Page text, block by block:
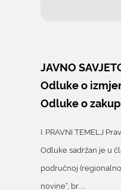
JAVNO
Odluke o
Odluke o
I. PRAVNI TEMELJ
Odluke sadržan je u
područnoj
novine“, br. ...